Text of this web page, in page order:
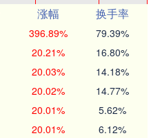
涨幅
换手率
396.89% 79.39%
20.21% 16.80%
20.03% 14.18%
20.02% 14.77%
20.01% 5.62%
20.01% 6.12%